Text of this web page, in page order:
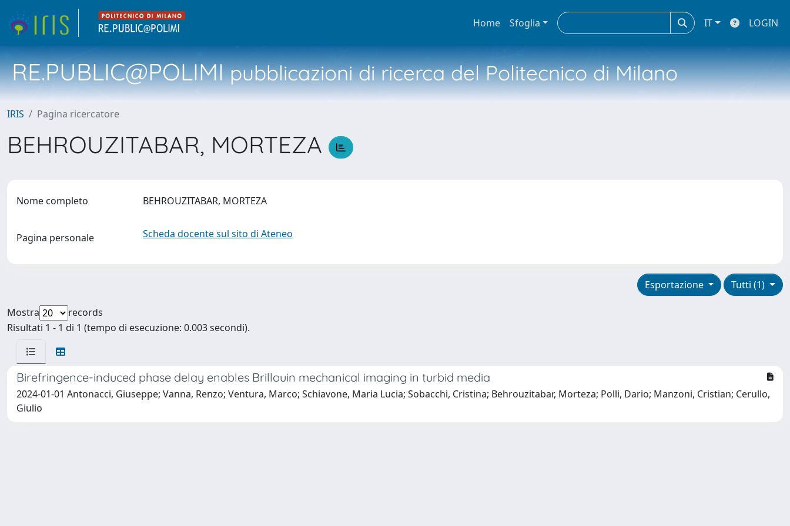
Home Sfoglia IT LOGIN
RE.PUBLIC@POLIMIpubblicazioni di ricerca del Politecnico di Milano
IRIS Pagina ricercatore
BEHROUZITABAR, MORTEZA
Nome completo BEHROUZITABAR, MORTEZA
Pagina personale Scheda docente sul sito di Ateneo
Tutti (1)
Esportazione
Mostra
records
Risultati 1 - 1 di 1 (tempo di esecuzione: 0.003 secondi).
Birefringence-induced phase delay enables Brillouin mechanical imaging in turbid media
2024-01-01 Antonacci, Giuseppe; Vanna, Renzo; Ventura, Marco; Schiavone, Maria Lucia; Sobacchi, Cristina; Behrouzitabar, Morteza; Polli, Dario; Manzoni, Cristian; Cerullo,
Giulio